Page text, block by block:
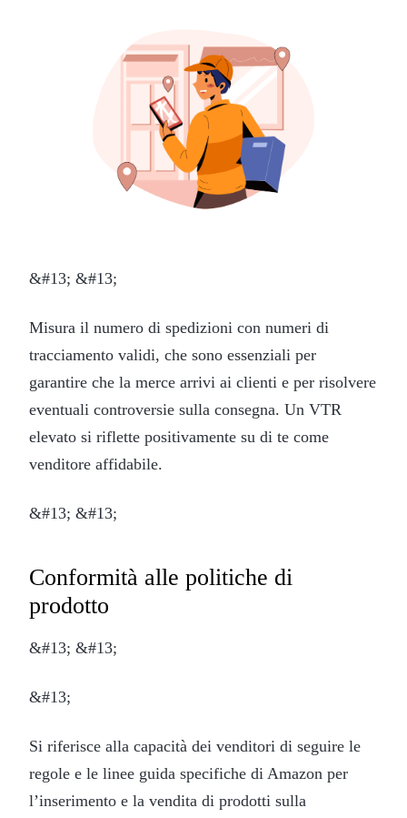
&#13; &#13;
Misura il numero di spedizioni con numeri di
tracciamento validi, che sono essenziali per
garantire che la merce arrivi ai clienti e per risolvere
eventuali controversie sulla consegna. Un VTR
elevato si riflette positivamente su di te come
venditore affidabile.
&#13; &#13;
Conformità alle politiche di
prodotto
&#13; &#13;
&#13;
Si riferisce alla capacità dei venditori di seguire le
regole e le linee guida specifiche di Amazon per
l’inserimento e la vendita di prodotti sulla